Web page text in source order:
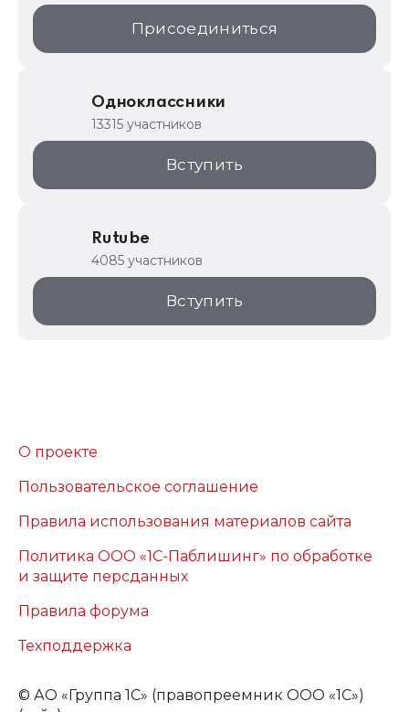
Присоединиться
Одноклассники
13315 участников
Вступить
Rutube
4085 участников
Вступить
О проекте
Пользовательское соглашение
Правила использования материалов сайта
Политика ООО «1С-Паблишинг» по обработке
и защите персданных
Правила форума
Техподдержка
© АО «Группа 1С» (правопреемник ООО «1С»)